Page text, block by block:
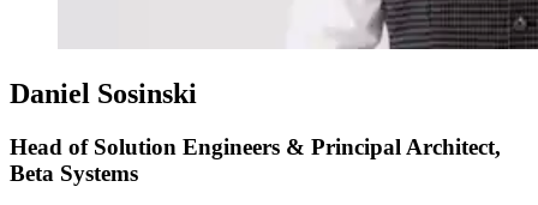
Daniel Sosinski
Head of Solution Engineers & Principal Architect,
Beta Systems